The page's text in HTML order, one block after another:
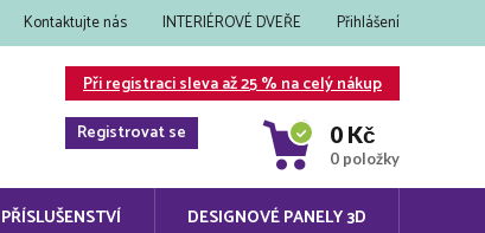
Kontaktujte nás INTERIÉROVÉ DVEŘE Přihlášení
Při registraci sleva až 25 % na celý nákup
Registrovat se
0 Kč
0 položky
PŘÍSLUŠENSTVÍ DESIGNOVÉ PANELY 3D